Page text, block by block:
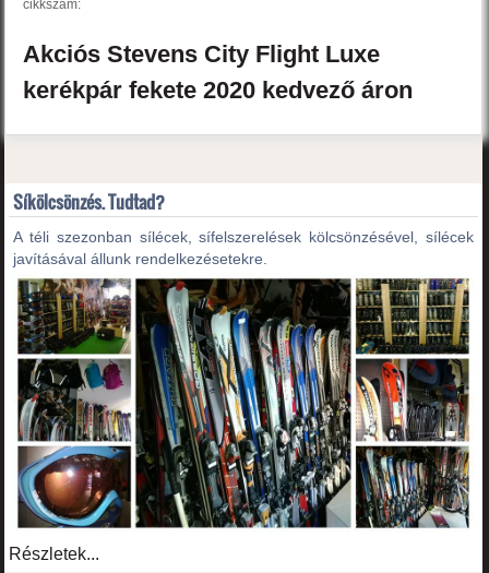
cikkszám:
AkciósStevens City Flight Luxe
kerékpárfekete2020 kedvező áron
Síkölcsönzés. Tudtad?
A téli szezonban sílécek, sífelszerelések kölcsönzésével, sílécek
javításával állunk rendelkezésetekre.
Részletek...